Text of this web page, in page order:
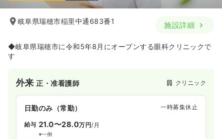
岐阜県瑞穂市稲里中通683番1 施設詳細
◆岐阜県瑞穂市に令和5年8月にオープンする眼科クリニックで
す
外来正・准看護師 クリニック
日勤のみ（常勤） 一時募集休止
給与 21.0〜28.0万円/月
※一例